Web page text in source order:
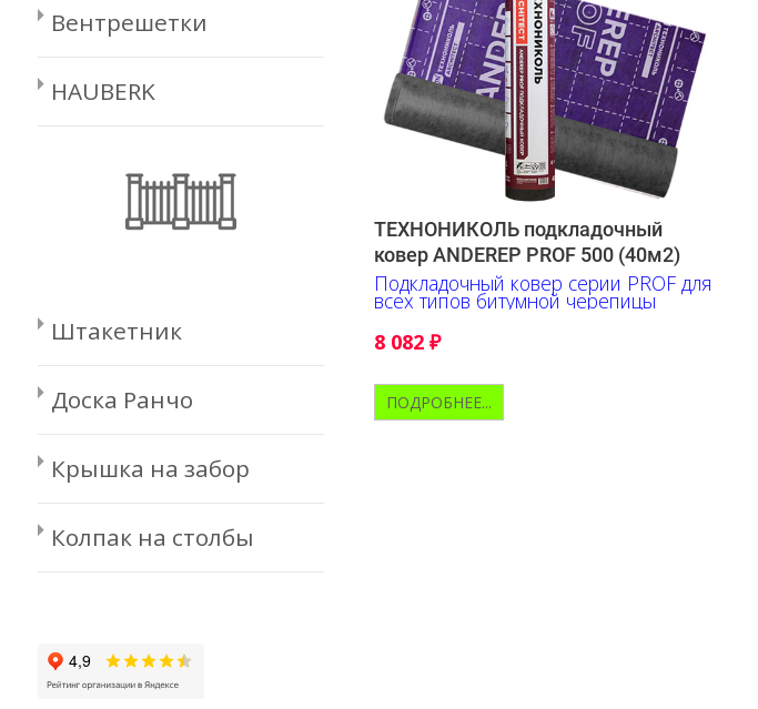
ТЕХНОНИКОЛЬ подкладочный
ковер ANDEREP PROF 500 (40м2)
Подкладочный ковер серии PROF для
всех типов битумной черепицы
8 082 ₽
ПОДРОБНЕЕ...
Вентрешетки
HAUBERK
Штакетник
Доска Ранчо
Крышка на забор
Колпак на столбы